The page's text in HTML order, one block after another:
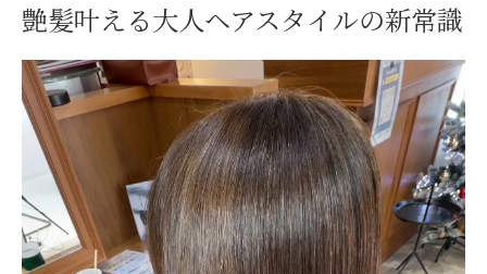
美容室スタッフと相談して理想の髪質へ
美容室選びで理想の髪質改善を実現
美容室で髪質改善を成功させるコツを紹介
口コミ重視で美容室選びの失敗を防ぐ方法
髪悩みに寄り添う美容室の特徴とは何か
高槻エリアで美容室の髪質改善実績を比較
自分に合う美容室のカウンセリング活用術
艶髪叶える大人ヘアスタイルの新常識